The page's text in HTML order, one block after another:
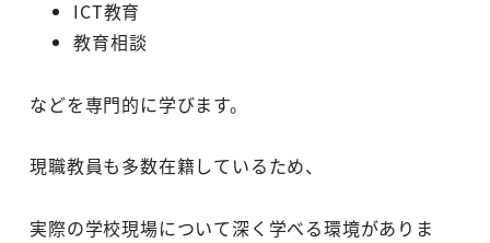
ICT教育
教育相談
などを専門的に学びます。
現職教員も多数在籍しているため、
実際の学校現場について深く学べる環境がありま